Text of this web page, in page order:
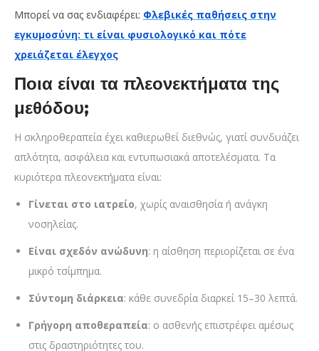
Μπορεί να σας ενδιαφέρει: Φλεβικές παθήσεις στην
εγκυμοσύνη: τι είναι φυσιολογικό και πότε
χρειάζεται έλεγχος
Ποια είναι τα πλεονεκτήματα της
μεθόδου;
Η σκληροθεραπεία έχει καθιερωθεί διεθνώς, γιατί συνδυάζει
απλότητα, ασφάλεια και εντυπωσιακά αποτελέσματα. Τα
κυριότερα πλεονεκτήματα είναι:
Γίνεται στο ιατρείο, χωρίς αναισθησία ή ανάγκη
νοσηλείας.
Είναι σχεδόν ανώδυνη: η αίσθηση περιορίζεται σε ένα
μικρό τσίμπημα.
Σύντομη διάρκεια: κάθε συνεδρία διαρκεί 15–30 λεπτά.
Γρήγορη αποθεραπεία: ο ασθενής επιστρέφει αμέσως
στις δραστηριότητες του.